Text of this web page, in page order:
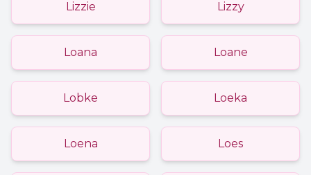
Lizzie Lizzy
Loana Loane
Lobke Loeka
Loena Loes